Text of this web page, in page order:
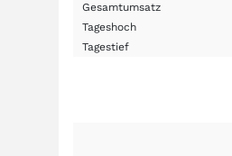
Gesamtumsatz
Tageshoch
Tagestief